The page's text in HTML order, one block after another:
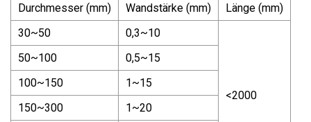
Durchmesser (mm)
Wandstärke (mm)
Länge (mm)
30~50
0,3~10
<2000
50~100
0,5~15
100~150
1~15
150~300
1~20